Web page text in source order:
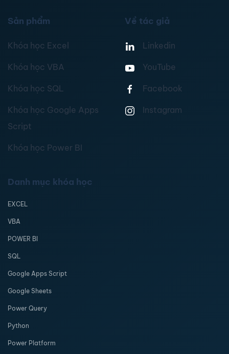
Sản phẩm
Khóa học Excel
Khóa học VBA
Khóa học SQL
Khóa học Google Apps
Script
Khóa học Power BI
Về tác giả
Linkedin
YouTube
Facebook
Instagram
Danh mục khóa học
EXCEL
VBA
POWER BI
SQL
Google Apps Script
Google Sheets
Power Query
Python
Power Platform